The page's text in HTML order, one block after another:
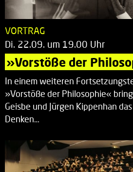
VORTRAG
Di. 22.09. um 19.00 Uhr
»Vorstöße der
In einem weiteren
»Vorstöße der Philosophie«
Geisbe und Jürgen Kippenhan
Denken…